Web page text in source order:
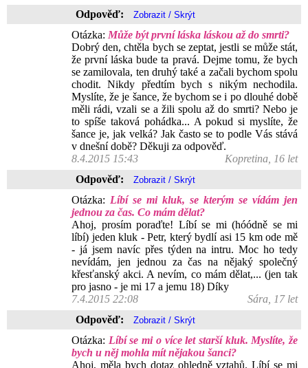
Odpověď:
Otázka: Může být první láska láskou až do smrti?
Dobrý den, chtěla bych se zeptat, jestli se může stát,
že první láska bude ta pravá. Dejme tomu, že bych
se zamilovala, ten druhý také a začali bychom spolu
chodit. Nikdy předtím bych s nikým nechodila.
Myslíte, že je šance, že bychom se i po dlouhé době
měli rádi, vzali se a žili spolu až do smrti? Nebo je
to spíše taková pohádka... A pokud si myslíte, že
šance je, jak velká? Jak často se to podle Vás stává
v dnešní době? Děkuji za odpověď.
8.4.2015 15:43
Kopretina, 16 let
Odpověď:
Otázka: Líbí se mi kluk, se kterým se vídám jen
jednou za čas. Co mám dělat?
Ahoj, prosím poraďte! Líbí se mi (hóódně se mi
líbí) jeden kluk - Petr, který bydlí asi 15 km ode mě
- já jsem navíc přes týden na intru. Moc ho tedy
nevídám, jen jednou za čas na nějaký společný
křesťanský akci. A nevím, co mám dělat,... (jen tak
pro jasno - je mi 17 a jemu 18) Díky
7.4.2015 22:08
Sára, 17 let
Odpověď:
Otázka: Líbí se mi o více let starší kluk. Myslíte, že
bych u něj mohla mít nějakou šanci?
Ahoj, měla bych dotaz ohledně vztahů. Líbí se mi